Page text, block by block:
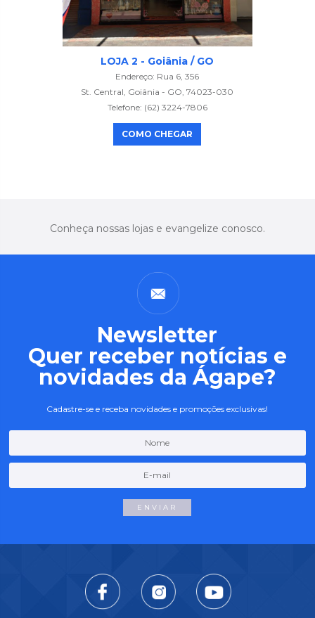
LOJA 2 - Goiânia / GO
Endereço: Rua 6, 356
St. Central, Goiânia - GO, 74023-030
Telefone: (62) 3224-7806
COMO CHEGAR
Conheça nossas lojas e evangelize conosco.
Newsletter
Quer receber notícias e
novidades da Ágape?
Cadastre-se e receba novidades e promoções exclusivas!